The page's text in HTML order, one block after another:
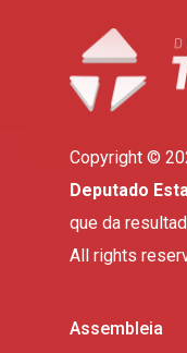
Copyright ©
Deputado
que da
All rights
Assembleia